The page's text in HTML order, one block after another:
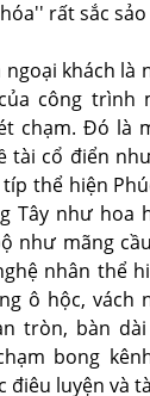
rất sắc
ngoại khách
công trình
chạm. Đó là
tài cổ điển
thể hiện
Tây như hoa
như mãng
nhân thể
ô hộc, vách
tròn, bàn
bong
điêu luyện và